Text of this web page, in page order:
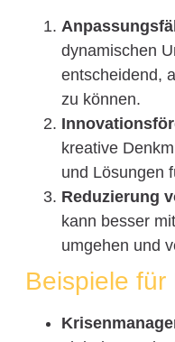
dynamischen
entscheidend,
zu können.
kreative
und Lösungen
Reduzierung
kann besser
umgehen und
Beispiele für